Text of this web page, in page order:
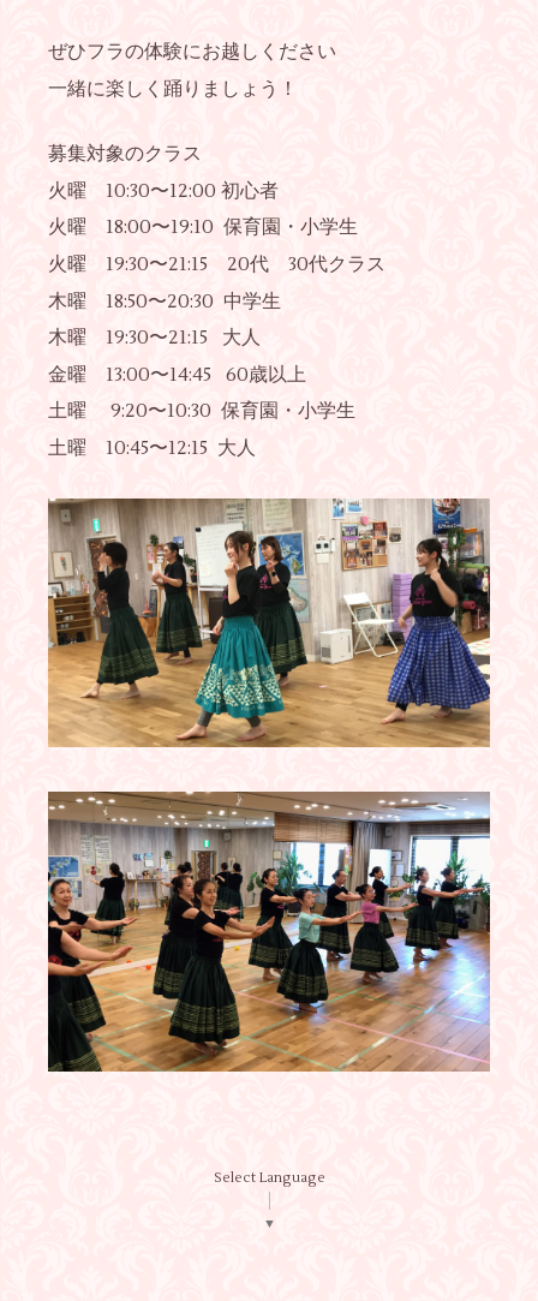
ぜひフラの体験にお越しください
一緒に楽しく踊りましょう！
募集対象のクラス
火曜 10:30〜12:00 初心者
火曜 18:00〜19:10 保育園・小学生
火曜 19:30〜21:15 20代 30代クラス
木曜 18:50〜20:30 中学生
木曜 19:30〜21:15 大人
金曜 13:00〜14:45 60歳以上
土曜 9:20〜10:30 保育園・小学生
土曜 10:45〜12:15 大人
Select Language
▼